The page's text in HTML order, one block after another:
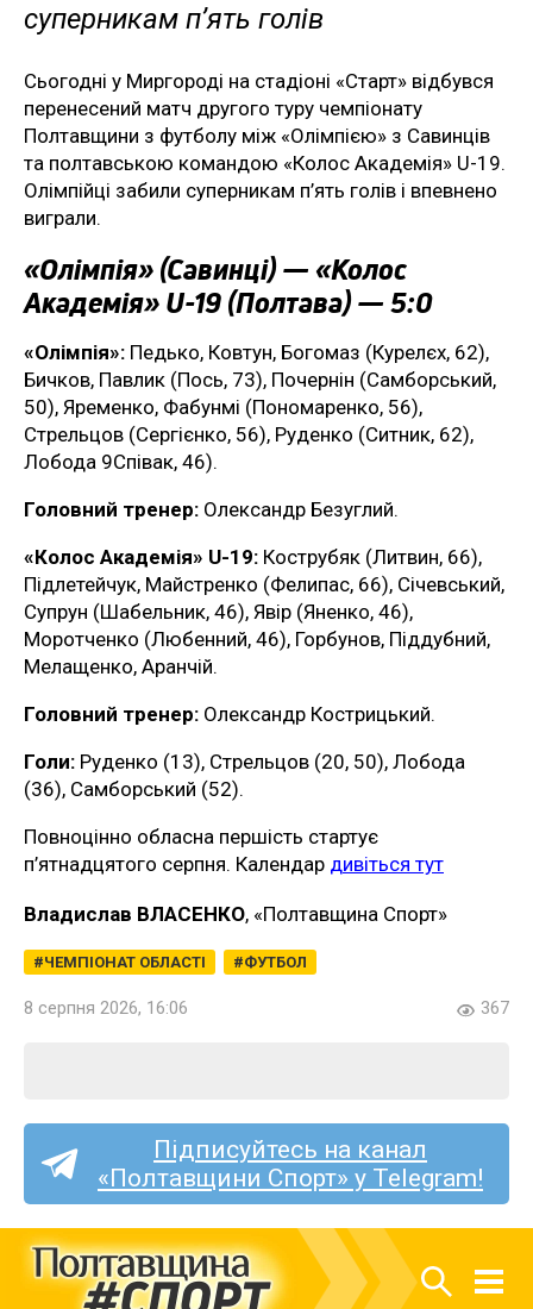
суперникам п’ять голів
Сьогодні у Миргороді на стадіоні «Старт» відбувся
перенесений матч другого туру чемпіонату
Полтавщини з футболу між «Олімпією» з Савинців
та полтавською командою «Колос Академія» U-19.
Олімпійці забили суперникам п’ять голів і впевнено
виграли.
«Олімпія» (Савинці) — «Колос
Академія» U-19 (Полтава) — 5:0
«Олімпія»: Педько, Ковтун, Богомаз (Курелєх, 62),
Бичков, Павлик (Пось, 73), Почернін (Самборський,
50), Яременко, Фабунмі (Пономаренко, 56),
Стрельцов (Сергієнко, 56), Руденко (Ситник, 62),
Лобода 9Співак, 46).
Головний тренер: Олександр Безуглий.
«Колос Академія» U-19: Кострубяк (Литвин, 66),
Підлетейчук, Майстренко (Фелипас, 66), Січевський,
Супрун (Шабельник, 46), Явір (Яненко, 46),
Моротченко (Любенний, 46), Горбунов, Піддубний,
Мелащенко, Аранчій.
Головний тренер: Олександр Кострицький.
Голи: Руденко (13), Стрельцов (20, 50), Лобода
(36), Самборський (52).
Повноцінно обласна першість стартує
п’ятнадцятого серпня. Календар дивіться тут
Владислав ВЛАСЕНКО, «Полтавщина Спорт»
ЧЕМПІОНАТ ОБЛАСТІ ФУТБОЛ
8 серпня 2026, 16:06 367
Підписуйтесь на канал
«Полтавщини Спорт» у Telegram!